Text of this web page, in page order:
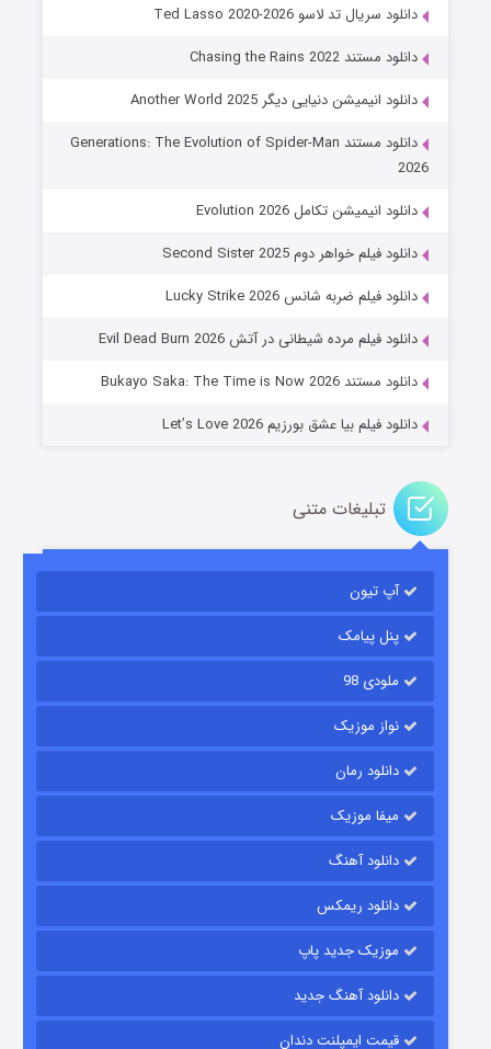
خاندان اژدها فصل ۳
جادوگری در مغولستان
باب اسفنجی فصل ۱۷
قسمت۶ (زیرنویس) منتشر شد
قسمت۱۵ (دوبله) منتشر شد
دانلود سریال تد لاسو Ted Lasso 2020-2026
دانلود مستند Chasing the Rains 2022
دانلود انیمیشن دنیایی دیگر Another World 2025
دانلود مستند Generations: The Evolution of Spider-Man
2026
دانلود انیمیشن تکامل Evolution 2026
دانلود فیلم خواهر دوم Second Sister 2025
دانلود فیلم ضربه شانس Lucky Strike 2026
دانلود فیلم مرده شیطانی در آتش Evil Dead Burn 2026
دانلود مستند Bukayo Saka: The Time is Now 2026
دانلود فیلم بیا عشق بورزیم Let’s Love 2026
تبلیغات متنی
آپ تیون
پنل پیامک
ملودی 98
نواز موزیک
دانلود رمان
میفا موزیک
دانلود آهنگ
دانلود ریمکس
موزیک جدید پاپ
دانلود آهنگ جدید
قیمت ایمپلنت دندان